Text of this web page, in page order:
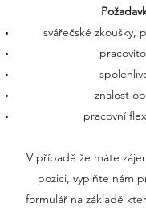
svářečské zkoušky,
znalost
pracovní
V případě že máte
pozici, vyplňte nám
formulář na základě